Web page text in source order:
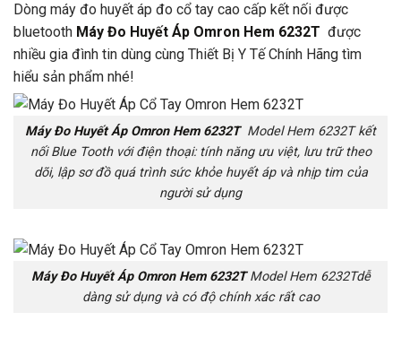
Dòng máy đo huyết áp đo cổ tay cao cấp kết nối được
bluetooth Máy Đo Huyết Áp Omron Hem 6232T được
nhiều gia đình tin dùng cùng Thiết Bị Y Tế Chính Hãng tìm
hiểu sản phẩm nhé!
Máy Đo Huyết Áp Omron Hem 6232T Model Hem 6232T kết
nối Blue Tooth với điện thoại: tính năng ưu việt, lưu trữ theo
dõi, lập sơ đồ quá trình sức khỏe huyết áp và nhịp tim của
người sử dụng
Máy Đo Huyết Áp Omron Hem 6232TModel Hem 6232Tdễ
dàng sử dụng và có độ chính xác rất cao